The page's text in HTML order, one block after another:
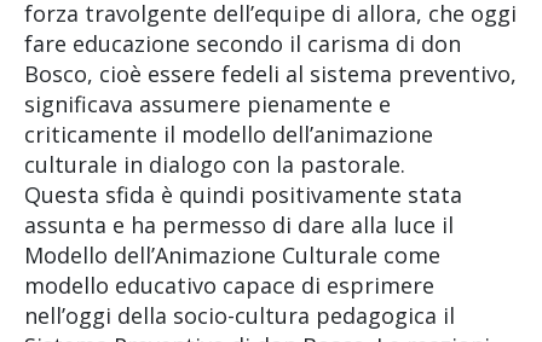
forza travolgente dell’equipe di allora, che oggi
fare educazione secondo il carisma di don
Bosco, cioè essere fedeli al sistema preventivo,
significava assumere pienamente e
criticamente il modello dell’animazione
culturale in dialogo con la pastorale.
Questa sfida è quindi positivamente stata
assunta e ha permesso di dare alla luce il
Modello dell’Animazione Culturale come
modello educativo capace di esprimere
nell’oggi della socio-cultura pedagogica il